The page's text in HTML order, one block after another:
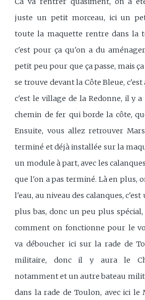
juste un petit morceau, ici un
toute la maquette rentre dans la
c'est pour ça qu'on a du
petit peu pour que ça passe, mais
se trouve devant la Côte Bleue,
c'est le village de la Redonne, il y
chemin de fer qui borde la côte,
Ensuite, vous allez retrouver
terminé et déjà installée sur la
un module à part, avec les
que l'on a pas terminé. Là en plus,
l'eau, au niveau des calanques,
plus bas, donc un peu plus
comment on fonctionne pour le
va déboucher ici sur la rade de
militaire, donc il y aura le
notamment et un autre bateau
dans la rade de Toulon, avec ici